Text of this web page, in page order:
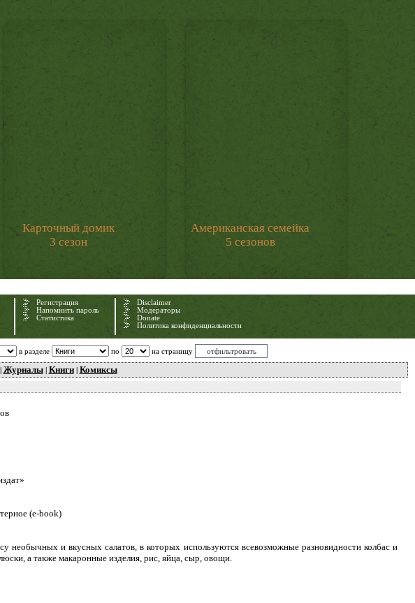
Карточный домик
3 сезон
Американская семейка
5 сезонов
Регистрация
Напомнить пароль
Статистика
Disclaimer
Модераторы
Donate
Политика конфиденциальности
в разделе по на страницу
Журналы| Книги| Комиксы
(e-book)
необычных и вкусных салатов, в которых используются всевозможные разновидности колбас и
а также макаронные изделия, рис, яйца, сыр, овощи.